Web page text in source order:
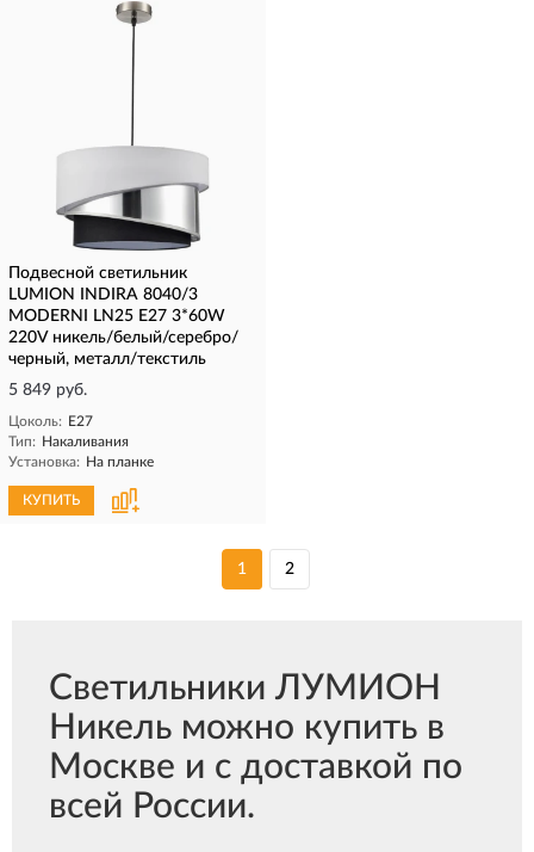
Подвесной светильник
LUMION INDIRA 8040/3
MODERNI LN25 Е27 3*60W
220V никель/белый/серебро/
черный, металл/текстиль
5 849 руб.
Цоколь: E27
Тип: Накаливания
Установка: На планке
КУПИТЬ
1 2
Светильники ЛУМИОН
Никель можно купить в
Москве и с доставкой по
всей России.